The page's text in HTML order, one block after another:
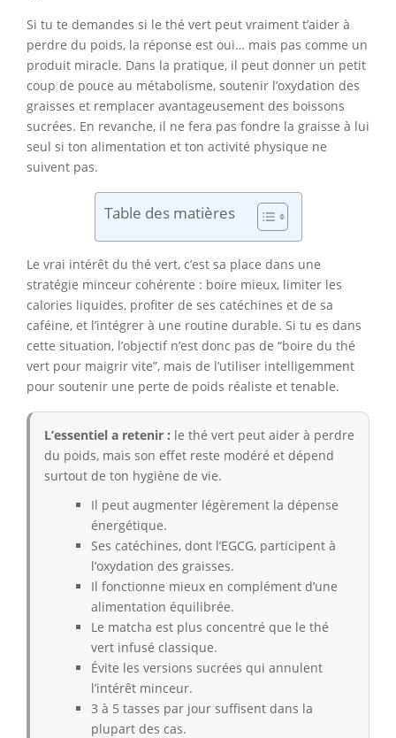
Si tu te demandes si le thé vert peut vraiment t’aider à
perdre du poids, la réponse est oui… mais pas comme un
produit miracle. Dans la pratique, il peut donner un petit
coup de pouce au métabolisme, soutenir l’oxydation des
graisses et remplacer avantageusement des boissons
sucrées. En revanche, il ne fera pas fondre la graisse à lui
seul si ton alimentation et ton activité physique ne
suivent pas.
Table des matières
Le vrai intérêt du thé vert, c’est sa place dans une
stratégie minceur cohérente : boire mieux, limiter les
calories liquides, profiter de ses catéchines et de sa
caféine, et l’intégrer à une routine durable. Si tu es dans
cette situation, l’objectif n’est donc pas de “boire du thé
vert pour maigrir vite”, mais de l’utiliser intelligemment
pour soutenir une perte de poids réaliste et tenable.
L’essentiel a retenir : le thé vert peut aider à perdre
du poids, mais son effet reste modéré et dépend
surtout de ton hygiène de vie.
Il peut augmenter légèrement la dépense
énergétique.
Ses catéchines, dont l’EGCG, participent à
l’oxydation des graisses.
Il fonctionne mieux en complément d’une
alimentation équilibrée.
Le matcha est plus concentré que le thé
vert infusé classique.
Évite les versions sucrées qui annulent
l’intérêt minceur.
3 à 5 tasses par jour suffisent dans la
plupart des cas.